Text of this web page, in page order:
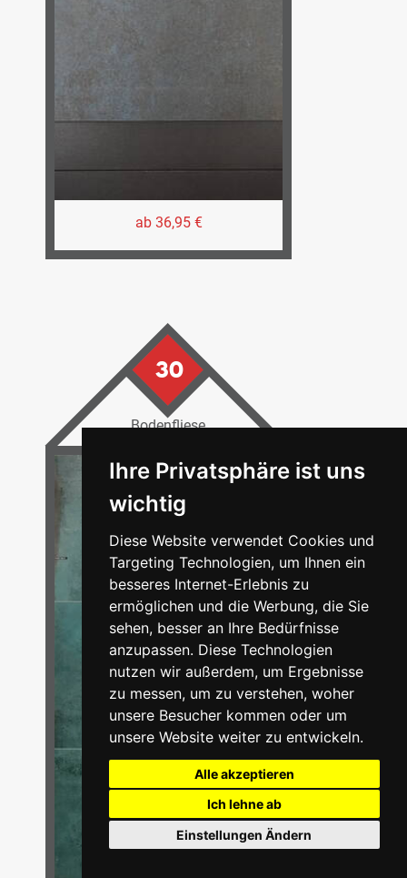
Ihre Privatsphäre ist uns
wichtig
Diese Website verwendet Cookies und
Targeting Technologien, um Ihnen ein
besseres Internet-Erlebnis zu
ermöglichen und die Werbung, die Sie
sehen, besser an Ihre Bedürfnisse
anzupassen. Diese Technologien
nutzen wir außerdem, um Ergebnisse
zu messen, um zu verstehen, woher
unsere Besucher kommen oder um
unsere Website weiter zu entwickeln.
Alle akzeptieren
Ich lehne ab
Einstellungen Ändern
ab 36,95 €
30
Bodenfliese